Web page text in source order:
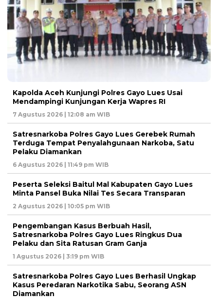
Kapolda Aceh Kunjungi Polres Gayo Lues Usai
Mendampingi Kunjungan Kerja Wapres RI
7 Agustus 2026 | 12:08 am WIB
Satresnarkoba Polres Gayo Lues Gerebek Rumah
Terduga Tempat Penyalahgunaan Narkoba, Satu
Pelaku Diamankan
6 Agustus 2026 | 11:49 pm WIB
Peserta Seleksi Baitul Mal Kabupaten Gayo Lues
Minta Pansel Buka Nilai Tes Secara Transparan
2 Agustus 2026 | 10:05 pm WIB
Pengembangan Kasus Berbuah Hasil,
Satresnarkoba Polres Gayo Lues Ringkus Dua
Pelaku dan Sita Ratusan Gram Ganja
1 Agustus 2026 | 3:19 pm WIB
Satresnarkoba Polres Gayo Lues Berhasil Ungkap
Kasus Peredaran Narkotika Sabu, Seorang ASN
Diamankan